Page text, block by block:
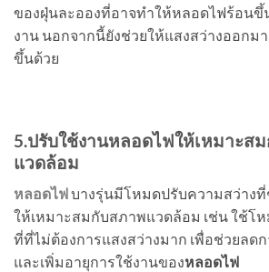
ของฝุ่นละอองที่อาจทำให้หลอดไฟร้อนขึ้
งาน นอกจากนี้ยังช่วยให้แสงสว่างออกม
ขึ้นด้วย
5.ปรับใช้งานหลอดไฟให้เหมาะส
แวดล้อม
หลอดไฟบางรุ่นมีโหมดปรับความสว่าง
ให้เหมาะสมกับสภาพแวดล้อม เช่น ใช้โ
ที่ที่ไม่ต้องการแสงสว่างมาก เพื่อช่วยลด
และเพิ่มอายุการใช้งานของหลอดไฟ